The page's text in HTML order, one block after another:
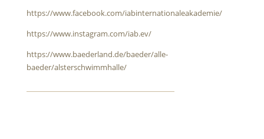
https://www.facebook.com/iabinternationaleakademie/
https://www.instagram.com/iab.ev/
https://www.baederland.de/baeder/alle-
baeder/alsterschwimmhalle/